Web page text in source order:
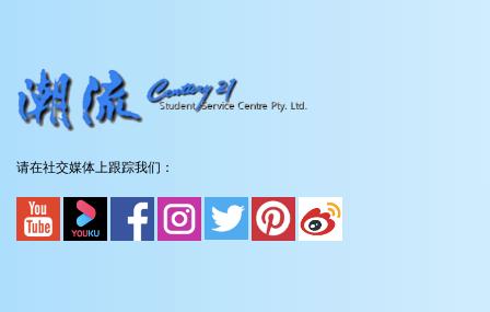
请在社交媒体上跟踪我们：